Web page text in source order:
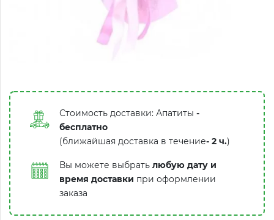
Стоимость доставки: Апатиты -
бесплатно
(ближайшая доставка в течение- 2 ч.)
Вы можете выбрать любую дату и
время доставки при оформлении
заказа